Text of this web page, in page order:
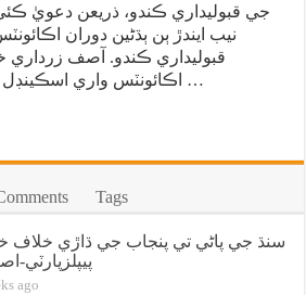
جي قبوليداري ڪندو، ذريعن دعويٰ
نيب ايندڙ ٻن ٻڌڻين دوران
قبوليداري ڪندو. آصف زرداري
اڪائونٽس واري اسڪينڊل بابت سنڌسماءَچار کي …
Tags
سنڌ جي پاڻي تي پنجاب جي ڌاڙي خلاف
پيپلزپارٽي-
ago